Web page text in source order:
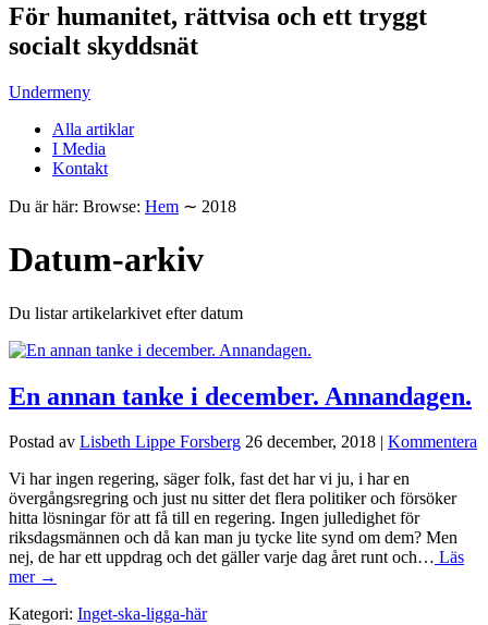
För humanitet, rättvisa och ett tryggt
socialt skyddsnät
Undermeny
Alla artiklar
I Media
Kontakt
Du är här: Browse: Hem ∼ 2018
Datum-arkiv
Du listar artikelarkivet efter datum
En annan tanke i december. Annandagen.
Postad av Lisbeth Lippe Forsberg 26 december, 2018
Kommentera
Vi har ingen regering, säger folk, fast det har vi ju, i har en
övergångsregring och just nu sitter det flera politiker och försöker
hitta lösningar för att få till en regering. Ingen julledighet för
riksdagsmännen och då kan man ju tycke lite synd om dem? Men
nej, de har ett uppdrag och det gäller varje dag året runt och… Läs
mer →
Kategori: Inget-ska-ligga-här